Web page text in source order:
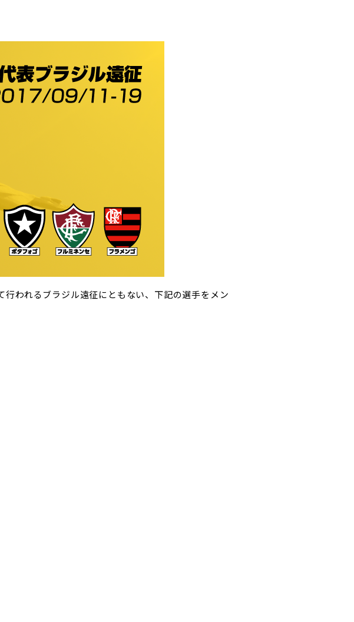
われるブラジル遠征にともない、下記の選手をメン